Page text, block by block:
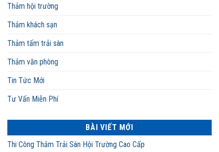
Thảm hội trường
Thảm khách sạn
Thảm tấm trải sàn
Thảm văn phòng
Tin Tức Mới
Tư Vấn Miễn Phí
BÀI VIẾT MỚI
Thi Công Thảm Trải Sàn Hội Trường Cao Cấp